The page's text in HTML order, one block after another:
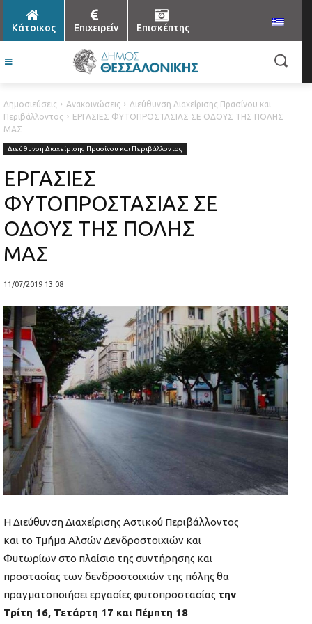
Κάτοικος Επιχειρείν Επισκέπτης
Δημοσιεύσεις Ανακοινώσεις
Διεύθυνση Διαχείρισης Πρασίνου και
Περιβάλλοντος
ΕΡΓΑΣΙΕΣ ΦΥΤΟΠΡΟΣΤΑΣΙΑΣ ΣΕ ΟΔΟΥΣ ΤΗΣ ΠΟΛΗΣ
ΜΑΣ
Διεύθυνση Διαχείρισης Πρασίνου και Περιβάλλοντος
ΕΡΓΑΣΙΕΣ
ΦΥΤΟΠΡΟΣΤΑΣΙΑΣ ΣΕ
ΟΔΟΥΣ ΤΗΣ ΠΟΛΗΣ
ΜΑΣ
11/07/2019 13:08
Η Διεύθυνση Διαχείρισης Αστικού Περιβάλλοντος
και το Τμήμα Αλσών Δενδροστοιχιών και
Φυτωρίων στο πλαίσιο της συντήρησης και
προστασίας των δενδροστοιχιών της πόλης θα
πραγματοποιήσει εργασίες φυτοπροστασίας την
Τρίτη 16, Τετάρτη 17 και Πέμπτη 18